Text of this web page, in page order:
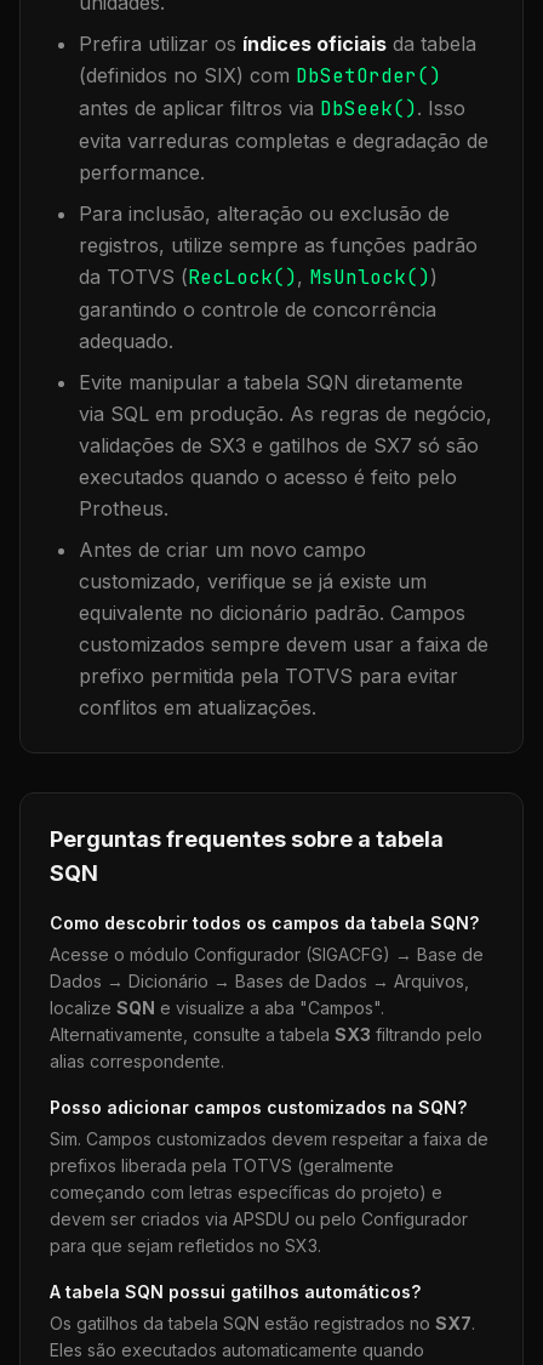
Prefira utilizar os índices oficiais da tabela
(definidos no SIX) com DbSetOrder()
antes de aplicar filtros via DbSeek(). Isso
evita varreduras completas e degradação de
performance.
Para inclusão, alteração ou exclusão de
registros, utilize sempre as funções padrão
da TOTVS (RecLock(), MsUnlock())
garantindo o controle de concorrência
adequado.
Evite manipular a tabela SQN diretamente
via SQL em produção. As regras de negócio,
validações de SX3 e gatilhos de SX7 só são
executados quando o acesso é feito pelo
Protheus.
Antes de criar um novo campo
customizado, verifique se já existe um
equivalente no dicionário padrão. Campos
customizados sempre devem usar a faixa de
prefixo permitida pela TOTVS para evitar
conflitos em atualizações.
Perguntas frequentes sobre a tabela
SQN
Como descobrir todos os campos da tabela SQN?
Acesse o módulo Configurador (SIGACFG) → Base de
Dados → Dicionário → Bases de Dados → Arquivos,
localize SQN e visualize a aba "Campos".
Alternativamente, consulte a tabela SX3 filtrando pelo
alias correspondente.
Posso adicionar campos customizados na SQN?
Sim. Campos customizados devem respeitar a faixa de
prefixos liberada pela TOTVS (geralmente
começando com letras específicas do projeto) e
devem ser criados via APSDU ou pelo Configurador
para que sejam refletidos no SX3.
A tabela SQN possui gatilhos automáticos?
Os gatilhos da tabela SQN estão registrados no SX7.
Eles são executados automaticamente quando